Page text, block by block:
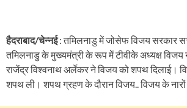
हैदराबाद/चेन्नई: तमिलनाडु में जोसेफ विजय सरकार
तमिलनाडु के मुख्यमंत्री के रूप में टीवीके अध्यक्ष
राजेंद्र विश्वनाथ अर्लेकर ने विजय को शपथ दिलाई।
शपथ ली। शपथ ग्रहण के दौरान विजय.. विजय के